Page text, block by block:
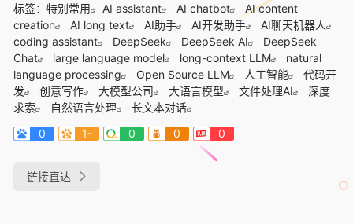
标签： 特别常用 AI assistant AI chatbot
AI content
creation
AI long text AI助手 AI开发助手
AI聊天机器人
coding assistant
DeepSeek DeepSeek AI
DeepSeek
Chat
large language model long-context LLM
natural
language processing
Open Source LLM 人工智能
代码开
发
创意写作 大模型公司 大语言模型 文件处理AI
深度
求索
自然语言处理
长文本对话
0
1- 0 0 0
链接直达